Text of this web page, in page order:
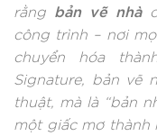
rằng
bản vẽ nhà
công trình – nơi
chuyển hóa
Signature, bản vẽ
thuật, mà là “bản
một giấc mơ thành